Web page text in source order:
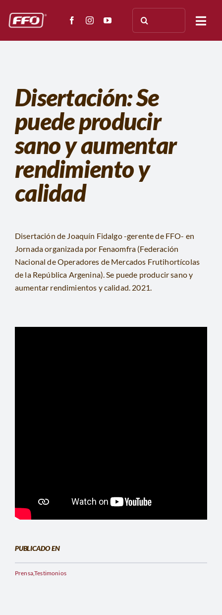
TESTIMONIOS
CONTACTO
BUSCAR:
Disertación: Se
puede producir
sano y aumentar
rendimiento y
calidad
Disertación de Joaquín Fidalgo -gerente de FFO- en
Jornada organizada por Fenaomfra (Federación
Nacional de Operadores de Mercados Frutihortícolas
de la República Argenina). Se puede producir sano y
aumentar rendimientos y calidad. 2021.
PUBLICADO EN
Prensa,Testimonios